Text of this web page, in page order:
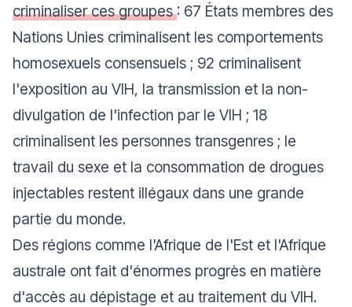
criminaliser ces groupes: 67 États membres des
Nations Unies criminalisent les comportements
homosexuels consensuels ; 92 criminalisent
l'exposition au VIH, la transmission et la non-
divulgation de l'infection par le VIH ; 18
criminalisent les personnes transgenres ; le
travail du sexe et la consommation de drogues
injectables restent illégaux dans une grande
partie du monde.
Des régions comme l'Afrique de l'Est et l'Afrique
australe ont fait d'énormes progrès en matière
d'accès au dépistage et au traitement du VIH.